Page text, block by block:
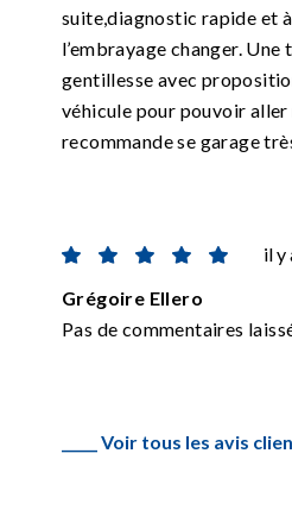
suite,diagnostic rapide et
l’embrayage changer. Une
gentillesse avec
véhicule pour pouvoir aller
recommande se garage
il y
Grégoire Ellero
Pas de commentaires
_____ Voir tous les avis